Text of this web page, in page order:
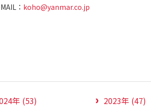
： koho@yanmar.co.jp
年 (53) 2023年 (47)